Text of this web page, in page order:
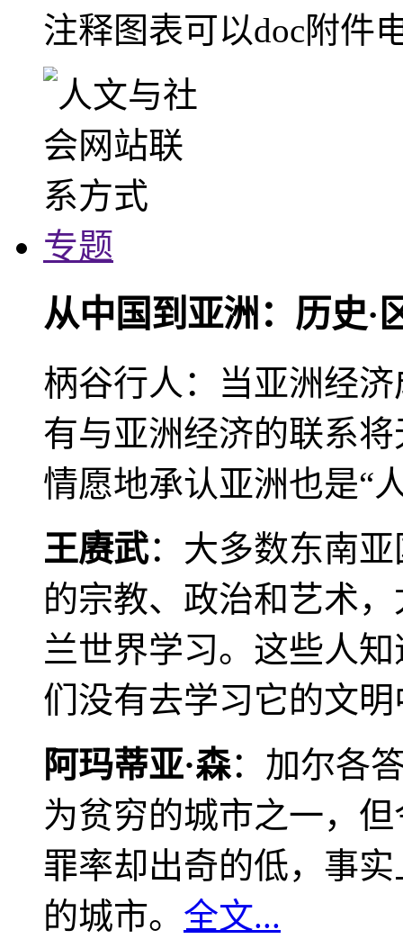
注释图表可以doc附件
专题
从中国到亚洲：历史·
柄谷行人：当亚洲经
有与亚洲经济的联系
情愿地承认亚洲也是“
王赓武：大多数东南
的宗教、政治和艺术
兰世界学习。这些人
们没有去学习它的文
阿玛蒂亚·森：加尔各
为贫穷的城市之一，
罪率却出奇的低，事
的城市。 全文...